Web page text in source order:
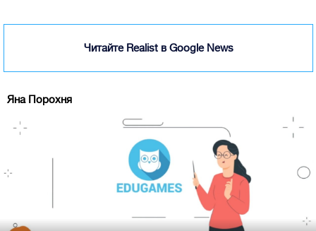
Читайте Realist в Google News
Яна Порохня